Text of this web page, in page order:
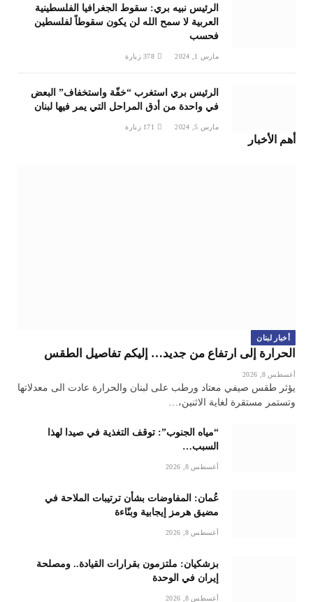
الرئيس نبيه بري: سقوط الجغرافيا الفلسطينية
العربية لا سمح الله لن يكون سقوطاً لفلسطين
فحسب
مارس 1, 2024 378 زيارة
الرئيس بري استغرب “خفّة واستخفاف” البعض
في واحدة من أدق المراحل التي يمر فيها لبنان
مارس 5, 2024 171 زيارة
أهم الأخبار
أخبار لبنان
الحرارة إلى ارتفاع من جديد… إليكم تفاصيل الطقس
أغسطس 8, 2026
يؤثر طقس صيفي معتاد ورطب على لبنان والحرارة عادت الى معدلاتها
وتستمر مستقرة لغاية الاثنين،…
“مياه الجنوب”: توقف التغذية في صيدا لهذا
السبب…
أغسطس 8, 2026
عُمان: المفاوضات بشأن ترتيبات الملاحة في
مضيق هرمز إيجابية وبنّاءة
أغسطس 8, 2026
بزشكيان: ملتزمون بقرارات القيادة.. ومصلحة
إيران في الوحدة
أغسطس 8, 2026